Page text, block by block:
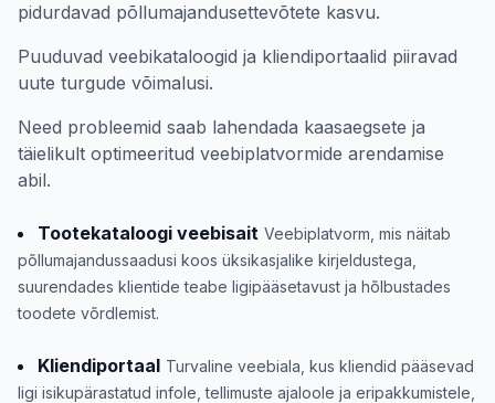
pidurdavad põllumajandusettevõtete kasvu.
Puuduvad veebikataloogid ja kliendiportaalid piiravad
uute turgude võimalusi.
Need probleemid saab lahendada kaasaegsete ja
täielikult optimeeritud veebiplatvormide arendamise
abil.
Tootekataloogi veebisait Veebiplatvorm, mis näitab
põllumajandussaadusi koos üksikasjalike kirjeldustega,
suurendades klientide teabe ligipääsetavust ja hõlbustades
toodete võrdlemist.
Kliendiportaal Turvaline veebiala, kus kliendid pääsevad
ligi isikupärastatud infole, tellimuste ajaloole ja eripakkumistele,